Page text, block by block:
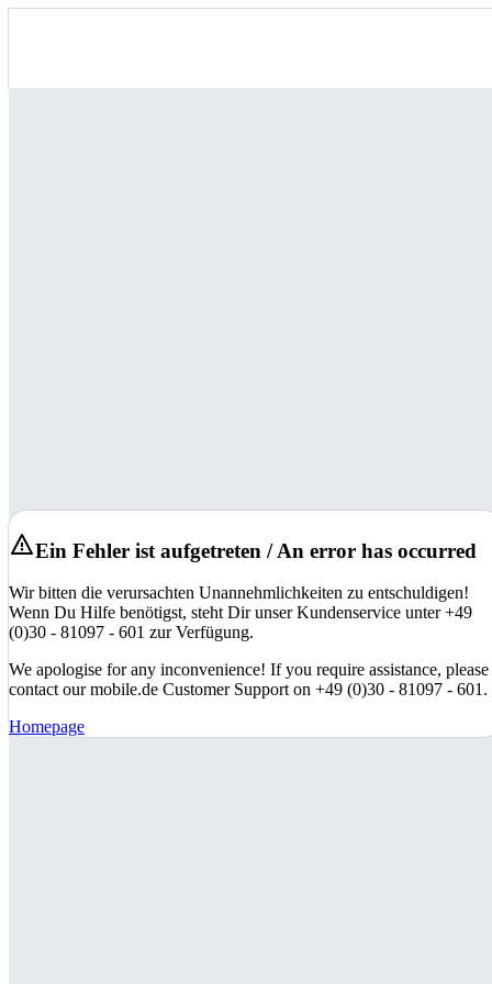
Ein Fehler ist aufgetreten / An error has occurred
Wir bitten die verursachten Unannehmlichkeiten zu entschuldigen!
Wenn Du Hilfe benötigst, steht Dir unser Kundenservice unter +49
(0)30 - 81097 - 601 zur Verfügung.
We apologise for any inconvenience! If you require assistance, please
contact our mobile.de Customer Support on +49 (0)30 - 81097 - 601.
Homepage